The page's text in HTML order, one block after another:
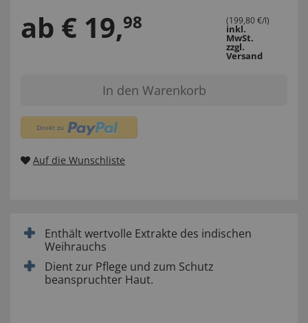
ab € 19,98 (199,80 €/l)
inkl.
MwSt.
zzgl.
Versand
In den Warenkorb
Auf die Wunschliste
Enthält wertvolle Extrakte des indischen
Weihrauchs
Dient zur Pflege und zum Schutz
beanspruchter Haut.